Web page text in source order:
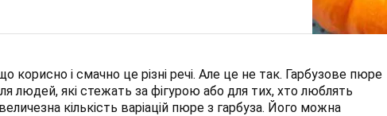
корисно і смачно це різні речі. Але це не так. Гарбузове пюре
людей, які стежать за фігурою або для тих, хто люблять
кількість варіацій пюре з гарбуза. Його можна